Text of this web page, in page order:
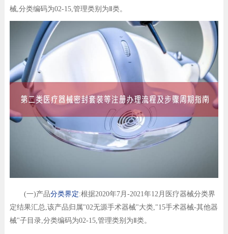
械,分类编码为02-15,管理类别为Ⅱ类。
(一)产品分类界定:根据2020年7月-2021年12月医疗器械分类界
定结果汇总,该产品归属"02无源手术器械"大类,"15手术器械-其他器
械"子目录,分类编码为02-15,管理类别为Ⅱ类。